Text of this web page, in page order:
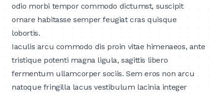
odio morbi tempor commodo dictumst, suscipit
ornare habitasse semper feugiat cras quisque
lobortis.
Iaculis arcu commodo dis proin vitae himenaeos, ante
tristique potenti magna ligula, sagittis libero
fermentum ullamcorper sociis. Sem eros non arcu
natoque fringilla lacus vestibulum lacinia integer